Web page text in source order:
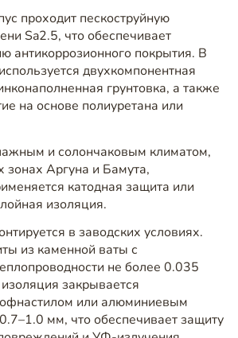
проходит пескоструйную
Sa2.5, что обеспечивает
антикоррозионного покрытия. В
двухкомпонентная
грунтовка, а также
на основе полиуретана или
и солончаковым климатом,
зонах Аргуна и Бамута,
катодная защита или
изоляция.
в заводских условиях.
из каменной ваты с
не более 0.035
закрывается
или алюминиевым
мм, что обеспечивает защиту